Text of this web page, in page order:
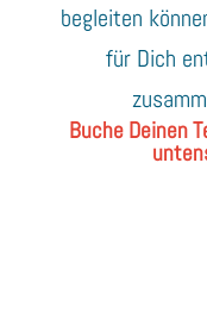
begleiten
für Dich
Buche Deinen